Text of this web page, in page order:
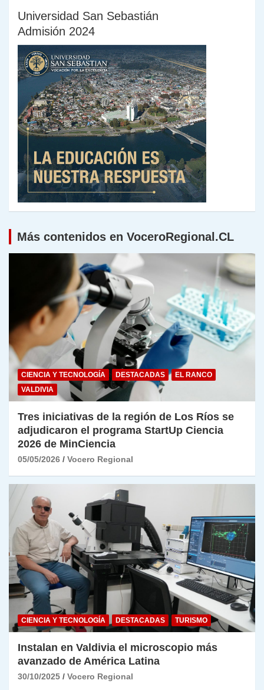
Universidad San Sebastián
Admisión 2024
Más contenidos en VoceroRegional.CL
CIENCIA Y TECNOLOGÍA DESTACADAS
EL RANCO
VALDIVIA
Tres iniciativas de la región de Los Ríos se
adjudicaron el programa StartUp Ciencia
2026 de MinCiencia
05/05/2026 Vocero Regional
CIENCIA Y TECNOLOGÍA DESTACADAS TURISMO
Instalan en Valdivia el microscopio más
avanzado de América Latina
30/10/2025 Vocero Regional